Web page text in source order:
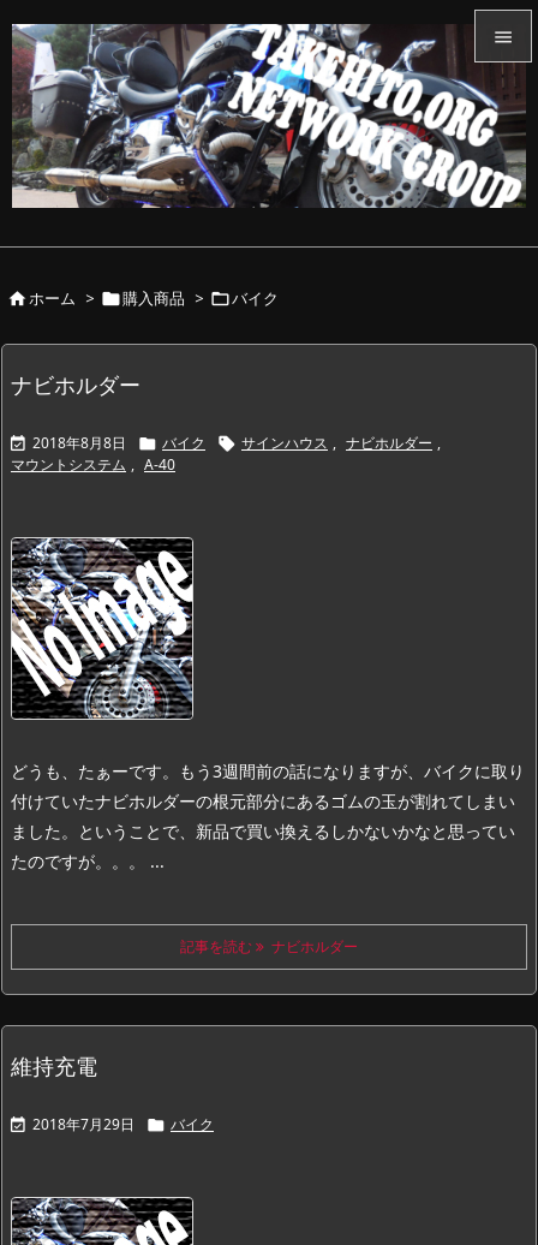


メニュ

サイド


ホーム > 購入商品 > バイク
ナビホルダー
 2018年8月8日  バイク  サインハウス , ナビホルダー ,
マウントシステム , A-40
どうも、たぁーです。
もう3週間前の話になりますが、バイクに取り
付けていたナビホルダーの根元部分にあるゴムの玉が割れてしまい
ました。
ということで、新品で買い換えるしかないかなと思ってい
たのですが。。。 ...
記事を読む ナビホルダー
維持充電
 2018年7月29日  バイク